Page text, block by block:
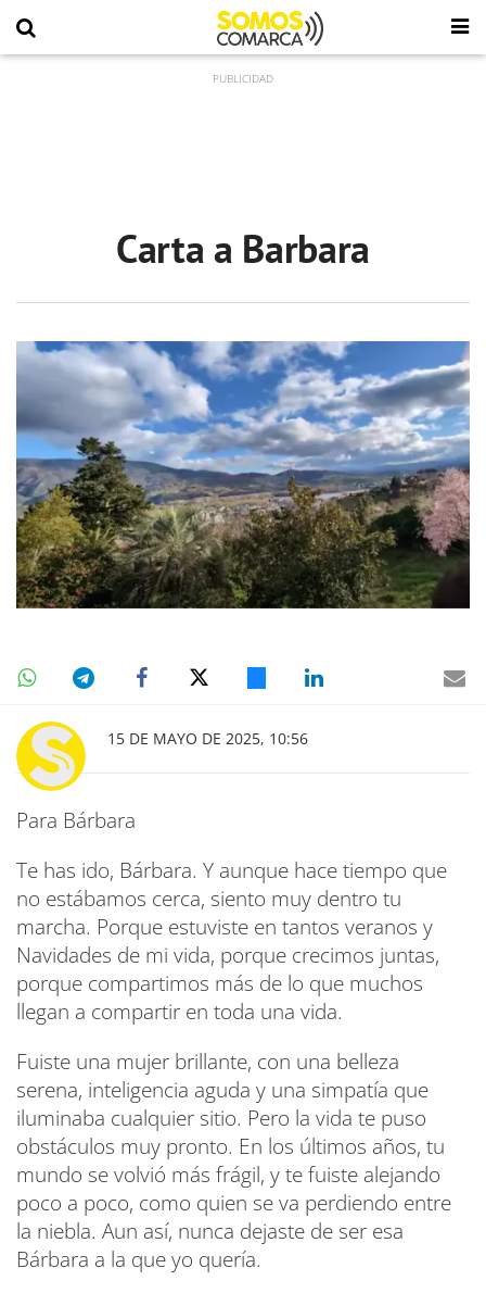
Carta a Barbara
15 DE MAYO DE 2025, 10:56
Para Bárbara
Te has ido, Bárbara. Y aunque hace tiempo que
no estábamos cerca, siento muy dentro tu
marcha. Porque estuviste en tantos veranos y
Navidades de mi vida, porque crecimos juntas,
porque compartimos más de lo que muchos
llegan a compartir en toda una vida.
Fuiste una mujer brillante, con una belleza
serena, inteligencia aguda y una simpatía que
iluminaba cualquier sitio. Pero la vida te puso
obstáculos muy pronto. En los últimos años, tu
mundo se volvió más frágil, y te fuiste alejando
poco a poco, como quien se va perdiendo entre
la niebla. Aun así, nunca dejaste de ser esa
Bárbara a la que yo quería.